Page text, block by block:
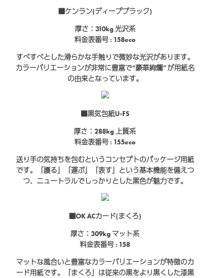
■ケンラン(ディープブラック)
厚さ：310kg光沢系
料金表番号 : 158eco
すべすべとした滑らかな手触りで微妙な光沢があります。
カラーバリエーションが非常に豊富で“豪華絢爛”が用紙名
の由来となっています。
■黒気包紙U-FS
厚さ：288kg 上質系
料金表番号 : 155eco
送り手の気持ちを包むというコンセプトのパッケージ用紙
です。「護る」「運ぶ」「表す」という基本機能を備えつ
つ、ニュートラルでしっかりとした黒色が魅力です。
■OK ACカード(まくろ)
厚さ：309kg マット系
料金表番号 : 158
マットな風合いと豊富なカラーバリエーションが特徴のカ
ード用紙です。「まくろ」は従来の黒をより黒くした漆黒